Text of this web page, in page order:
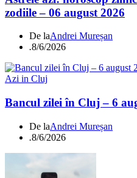
zodiile – 06 august 2026
De laAndrei Mureșan
.8/6/2026
Azi in Cluj
Bancul zilei în Cluj – 6
De laAndrei Mureșan
.8/6/2026